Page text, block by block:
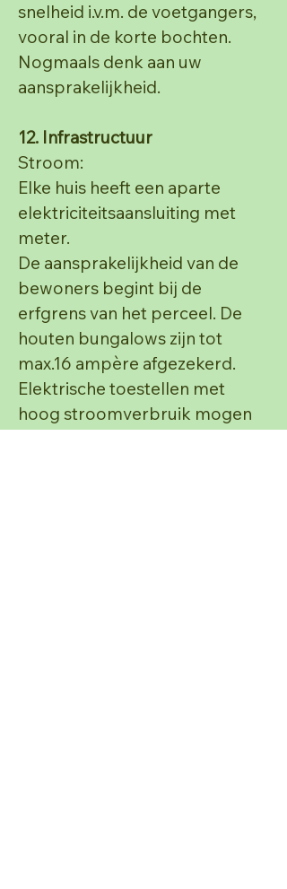
snelheid i.v.m. de voetgangers,
vooral in de korte bochten.
Nogmaals denk aan uw
aansprakelijkheid.
12. Infrastructuur
Stroom:
Elke huis heeft een aparte
elektriciteitsaansluiting met
meter.
De aansprakelijkheid van de
bewoners begint bij de
erfgrens van het perceel. De
houten bungalows zijn tot
max.16 ampère afgezekerd.
Elektrische toestellen met
hoog stroomverbruik mogen